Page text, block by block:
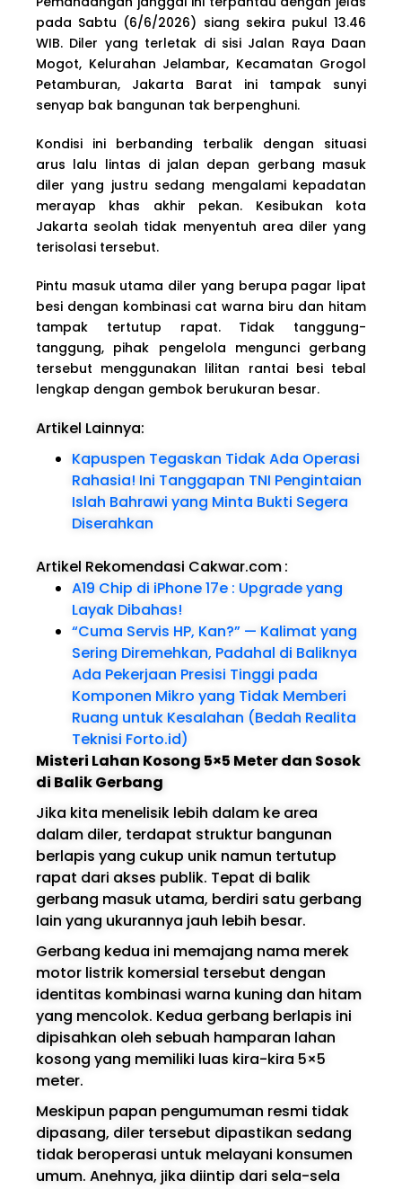
pada Sabtu (6/6/2026) siang sekira pukul 13.46
WIB. Diler yang terletak di sisi Jalan Raya Daan
Mogot, Kelurahan Jelambar, Kecamatan Grogol
Petamburan, Jakarta Barat ini tampak sunyi
senyap bak bangunan tak berpenghuni.
Kondisi ini berbanding terbalik dengan situasi
arus lalu lintas di jalan depan gerbang masuk
diler yang justru sedang mengalami kepadatan
merayap khas akhir pekan. Kesibukan kota
Jakarta seolah tidak menyentuh area diler yang
terisolasi tersebut.
Pintu masuk utama diler yang berupa pagar lipat
besi dengan kombinasi cat warna biru dan hitam
tampak tertutup rapat. Tidak tanggung-
tanggung, pihak pengelola mengunci gerbang
tersebut menggunakan lilitan rantai besi tebal
lengkap dengan gembok berukuran besar.
Artikel Lainnya:
Kapuspen Tegaskan Tidak Ada Operasi
Rahasia! Ini Tanggapan TNI Pengintaian
Islah Bahrawi yang Minta Bukti Segera
Diserahkan
Artikel Rekomendasi Cakwar.com:
A19 Chip di iPhone 17e : Upgrade yang
Layak Dibahas!
“Cuma Servis HP, Kan?” — Kalimat yang
Sering Diremehkan, Padahal di Baliknya
Ada Pekerjaan Presisi Tinggi pada
Komponen Mikro yang Tidak Memberi
Ruang untuk Kesalahan (Bedah Realita
Teknisi Forto.id)
Misteri Lahan Kosong 5×5 Meter dan Sosok
di Balik Gerbang
Jika kita menelisik lebih dalam ke area
dalam diler, terdapat struktur bangunan
berlapis yang cukup unik namun tertutup
rapat dari akses publik. Tepat di balik
gerbang masuk utama, berdiri satu gerbang
lain yang ukurannya jauh lebih besar.
Gerbang kedua ini memajang nama merek
motor listrik komersial tersebut dengan
identitas kombinasi warna kuning dan hitam
yang mencolok. Kedua gerbang berlapis ini
dipisahkan oleh sebuah hamparan lahan
kosong yang memiliki luas kira-kira 5×5
meter.
Meskipun papan pengumuman resmi tidak
dipasang, diler tersebut dipastikan sedang
tidak beroperasi untuk melayani konsumen
umum. Anehnya, jika diintip dari sela-sela